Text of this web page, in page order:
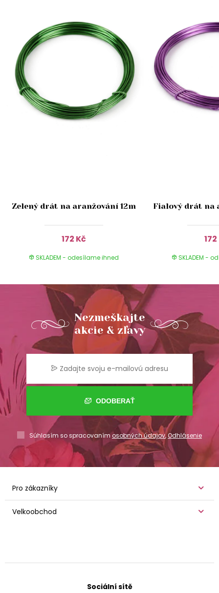
Zelený drát na aranžování 12m
172 Kč
SKLADEM - odesílame ihned
Fialový drát na
SKLADEM -
Nezmeškajte
akcie & zľavy
ODOBERAŤ
Súhlasím so spracovaním osobných údajov,Odhlásenie
Pro zákazníky
Velkoobchod
Sociální sítě